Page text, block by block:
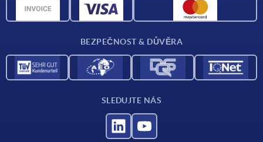
CAD data
BEZPEČNOST & DŮVĚRA
SLEDUJTE NÁS